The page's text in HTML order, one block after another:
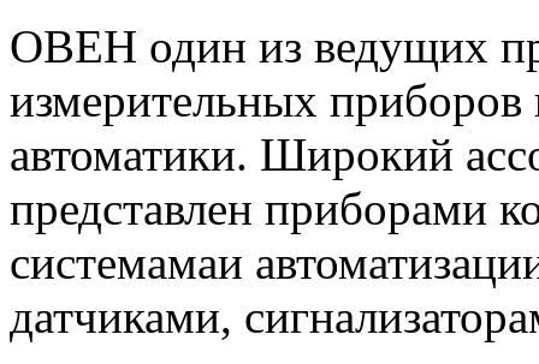
ОВЕН один из ведущих
измерительных
автоматики. Широкий
представлен приборами
системамаи
датчиками,